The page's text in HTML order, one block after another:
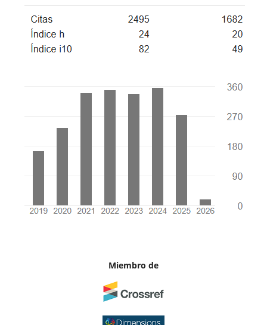
Miembro de